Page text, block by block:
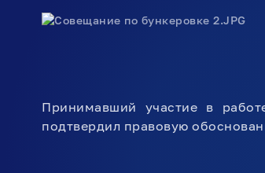
Принимавший участие в
подтвердил правовую